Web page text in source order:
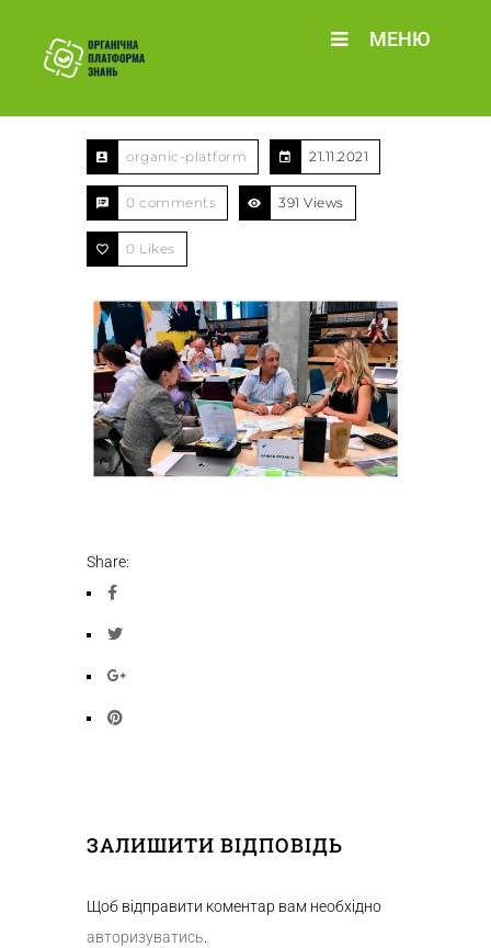
МЕНЮ
organic-platform 21.11.2021
0 comments 391 Views
0 Likes
Share:
ЗАЛИШИТИ ВІДПОВІДЬ
Щоб відправити коментар вам необхідно
авторизуватись.